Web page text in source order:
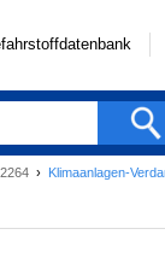
› Klimaanlagen-